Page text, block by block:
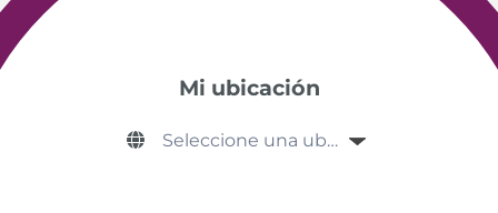
Mi ubicación